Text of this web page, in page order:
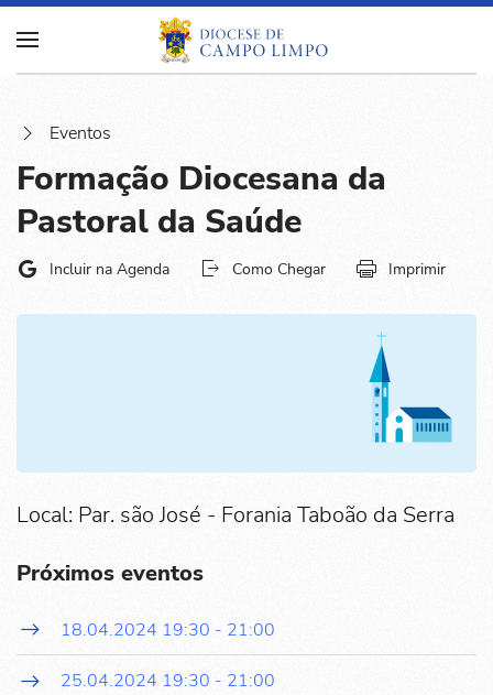
Eventos
Formação Diocesana da
Pastoral da Saúde
Incluir na Agenda Como Chegar Imprimir
Local: Par. são José - Forania Taboão da Serra
Próximos eventos
18.04.2024 19:30 - 21:00
25.04.2024 19:30 - 21:00